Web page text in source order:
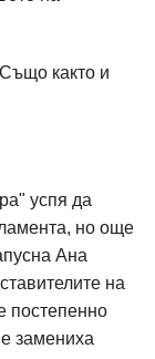
както и
успя да
но още
Ана
на
постепенно
замениха